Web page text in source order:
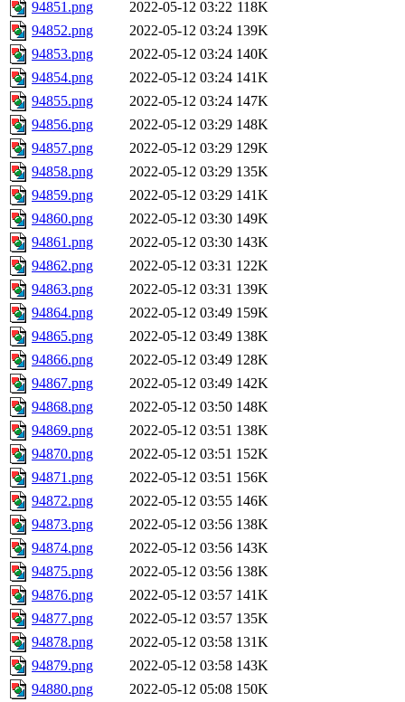
94851.png 2022-05-12 03:22 118K
94852.png
2022-05-12 03:24 139K
94853.png
2022-05-12 03:24 140K
94854.png
2022-05-12 03:24 141K
94855.png
2022-05-12 03:24 147K
94856.png
2022-05-12 03:29 148K
94857.png
2022-05-12 03:29 129K
94858.png
2022-05-12 03:29 135K
94859.png
2022-05-12 03:29 141K
94860.png
2022-05-12 03:30 149K
94861.png
2022-05-12 03:30 143K
94862.png
2022-05-12 03:31 122K
94863.png
2022-05-12 03:31 139K
94864.png
2022-05-12 03:49 159K
94865.png
2022-05-12 03:49 138K
94866.png
2022-05-12 03:49 128K
94867.png
2022-05-12 03:49 142K
94868.png
2022-05-12 03:50 148K
94869.png
2022-05-12 03:51 138K
94870.png
2022-05-12 03:51 152K
94871.png
2022-05-12 03:51 156K
94872.png
2022-05-12 03:55 146K
94873.png
2022-05-12 03:56 138K
94874.png
2022-05-12 03:56 143K
94875.png
2022-05-12 03:56 138K
94876.png
2022-05-12 03:57 141K
94877.png
2022-05-12 03:57 135K
94878.png
2022-05-12 03:58 131K
94879.png
2022-05-12 03:58 143K
94880.png
2022-05-12 05:08 150K